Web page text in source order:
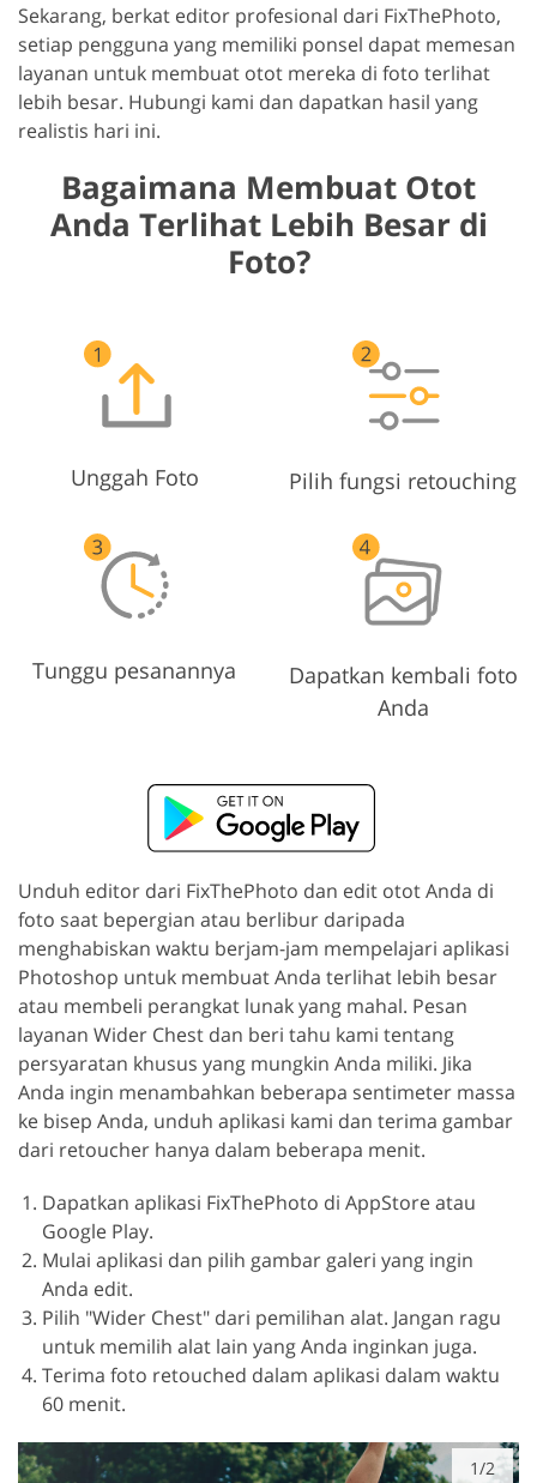
Sekarang, berkat editor profesional dari FixThePhoto,
setiap pengguna yang memiliki ponsel dapat memesan
layanan untuk membuat otot mereka di foto terlihat
lebih besar. Hubungi kami dan dapatkan hasil yang
realistis hari ini.
Bagaimana Membuat Otot
Anda Terlihat Lebih Besar di
Foto?
Unggah Foto Pilih fungsi retouching
Tunggu pesanannya
Dapatkan kembali foto
Anda
Unduh editor dari FixThePhoto dan edit otot Anda di
foto saat bepergian atau berlibur daripada
menghabiskan waktu berjam-jam mempelajari aplikasi
Photoshop untuk membuat Anda terlihat lebih besar
atau membeli perangkat lunak yang mahal. Pesan
layanan Wider Chest dan beri tahu kami tentang
persyaratan khusus yang mungkin Anda miliki. Jika
Anda ingin menambahkan beberapa sentimeter massa
ke bisep Anda, unduh aplikasi kami dan terima gambar
dari retoucher hanya dalam beberapa menit.
Dapatkan aplikasi FixThePhoto di AppStore atau
Google Play.
Mulai aplikasi dan pilih gambar galeri yang ingin
Anda edit.
Pilih "Wider Chest" dari pemilihan alat. Jangan ragu
untuk memilih alat lain yang Anda inginkan juga.
Terima foto retouched dalam aplikasi dalam waktu
60 menit.
1/2